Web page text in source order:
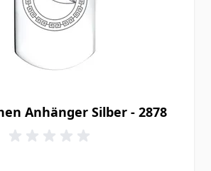
Anhänger Silber - 2878